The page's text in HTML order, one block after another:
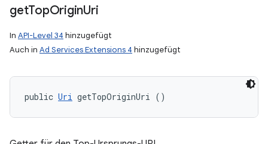
getTopOriginUri
In API-Level 34 hinzugefügt
Auch in Ad Services Extensions 4 hinzugefügt
public Uri getTopOriginUri ()